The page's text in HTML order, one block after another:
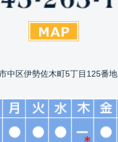
中区伊勢佐木町5丁目125番地